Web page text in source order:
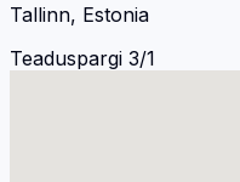
Tallinn, Estonia
Teaduspargi 3/1